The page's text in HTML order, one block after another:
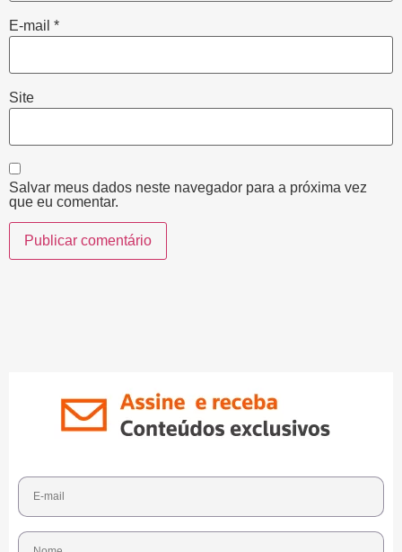
E-mail *
Site
Salvar meus dados neste navegador para a próxima vez
que eu comentar.